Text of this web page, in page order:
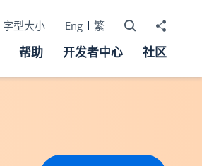
字型大小 Eng 繁 打开搜寻器
分享至
帮助 开发者中心 社区